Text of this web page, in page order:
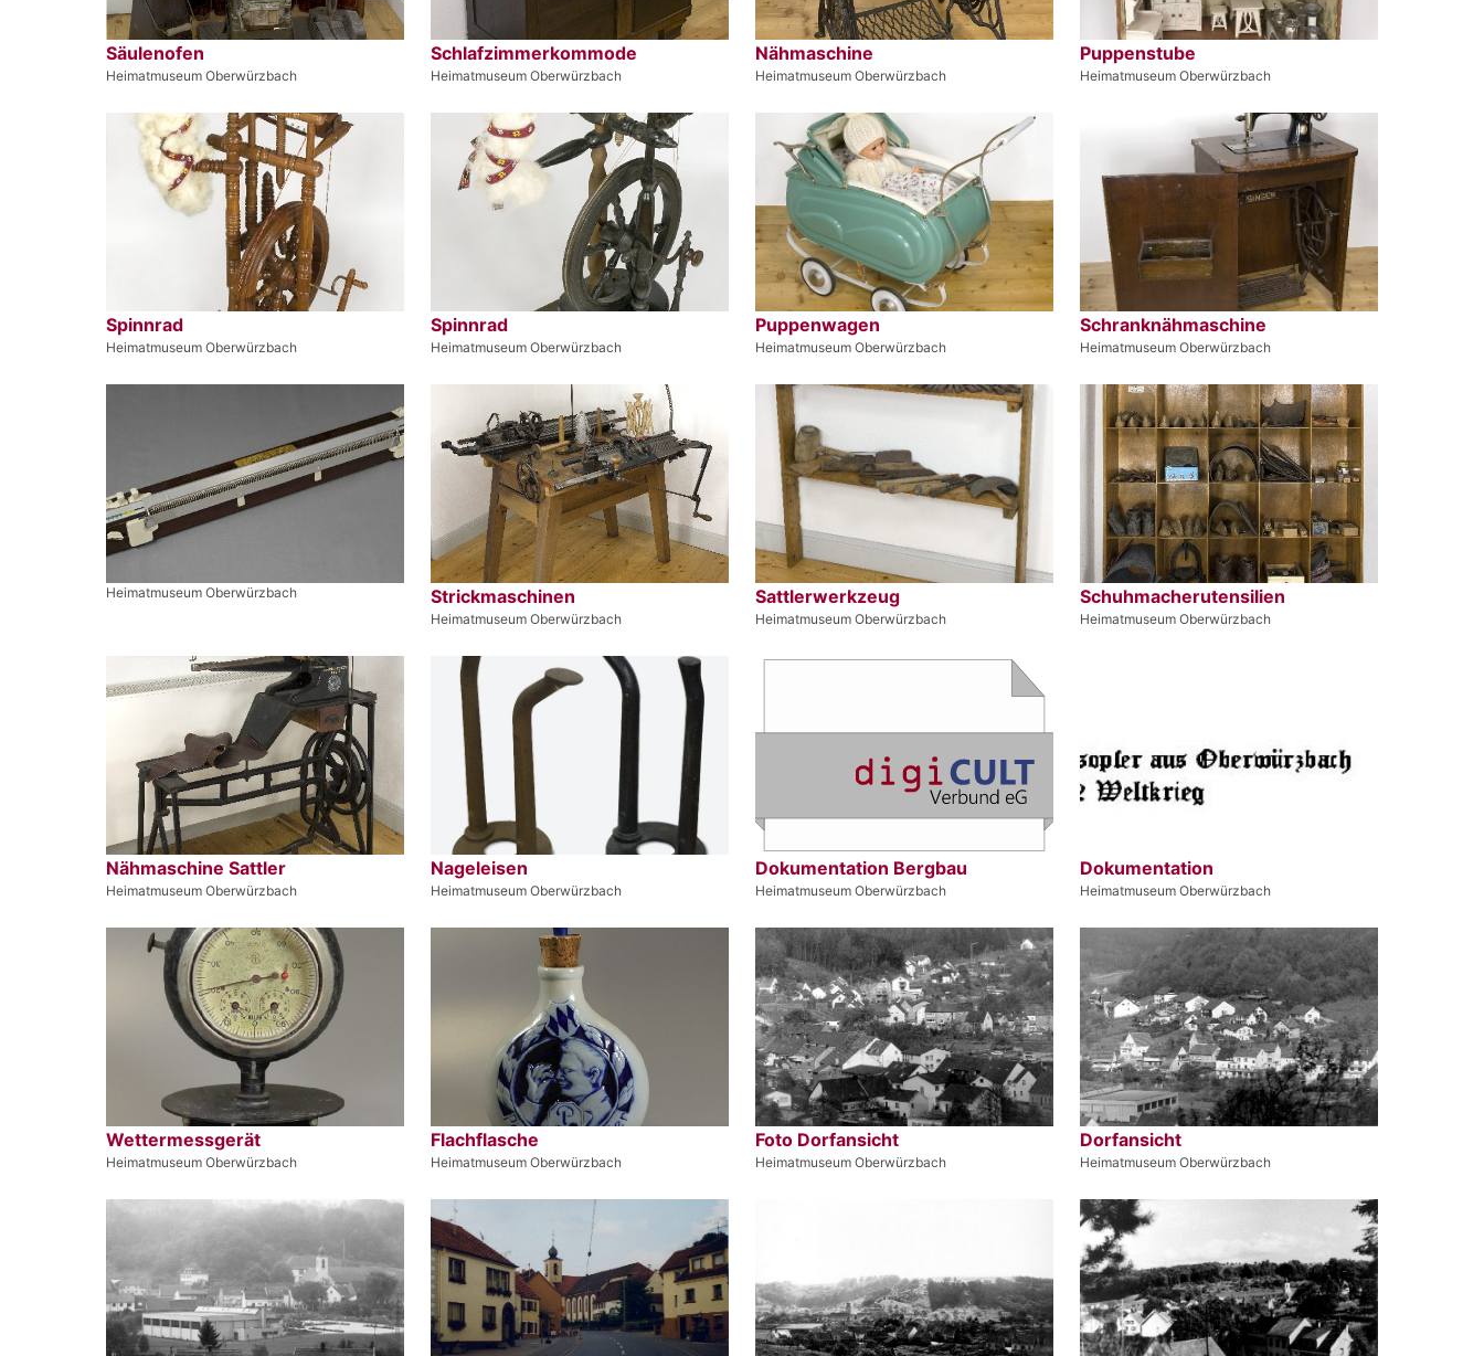
Säulenofen
Heimatmuseum Oberwürzbach
Schlafzimmerkommode
Heimatmuseum Oberwürzbach
Nähmaschine
Heimatmuseum Oberwürzbach
Puppenstube
Heimatmuseum Oberwürzbach
Spinnrad
Heimatmuseum Oberwürzbach
Spinnrad
Heimatmuseum Oberwürzbach
Puppenwagen
Heimatmuseum Oberwürzbach
Schranknähmaschine
Heimatmuseum Oberwürzbach
Heimatmuseum Oberwürzbach Strickmaschinen
Heimatmuseum Oberwürzbach
Sattlerwerkzeug
Heimatmuseum Oberwürzbach
Schuhmacherutensilien
Heimatmuseum Oberwürzbach
Nähmaschine Sattler
Heimatmuseum Oberwürzbach
Nageleisen
Heimatmuseum Oberwürzbach
Dokumentation Bergbau
Heimatmuseum Oberwürzbach
Dokumentation
Heimatmuseum Oberwürzbach
Wettermessgerät
Heimatmuseum Oberwürzbach
Flachflasche
Heimatmuseum Oberwürzbach
Foto Dorfansicht
Heimatmuseum Oberwürzbach
Dorfansicht
Heimatmuseum Oberwürzbach